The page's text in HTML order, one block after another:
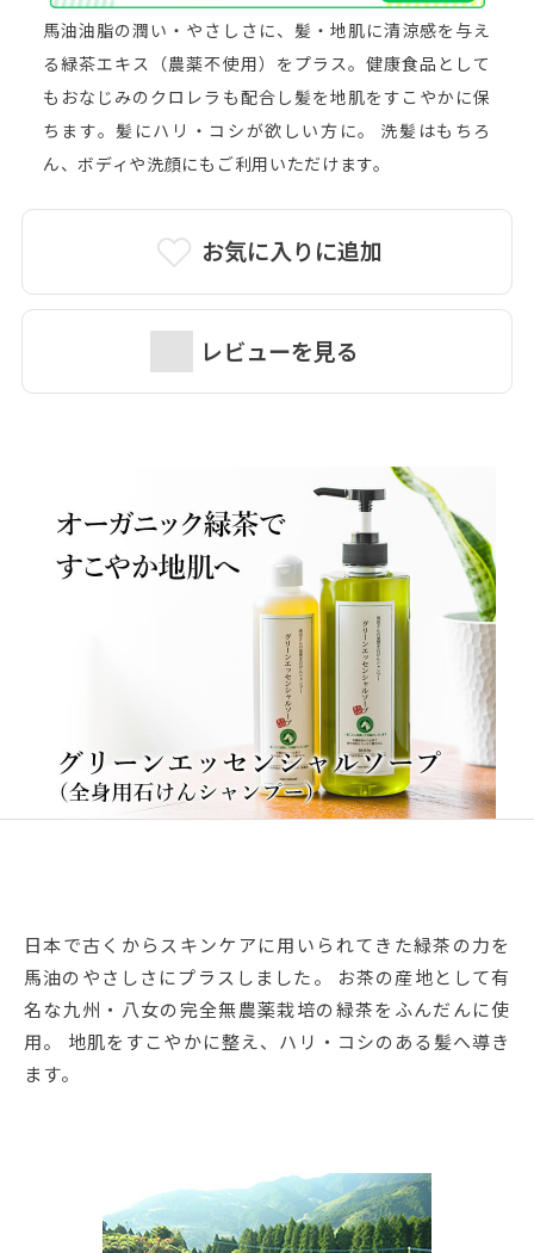
お気に入りに追加
レビューを見る
馬油油脂の潤い・やさしさに、髪・地肌に清涼感を与え
る緑茶エキス（農薬不使用）をプラス。健康食品として
もおなじみのクロレラも配合し髪を地肌をすこやかに保
ちます。髪にハリ・コシが欲しい方に。 洗髪はもちろ
ん、ボディや洗顔にもご利用いただけます。
日本で古くからスキンケアに用いられてきた緑茶の力を
馬油のやさしさにプラスしました。 お茶の産地として有
名な九州・八女の完全無農薬栽培の緑茶をふんだんに使
用。 地肌をすこやかに整え、ハリ・コシのある髪へ導き
ます。